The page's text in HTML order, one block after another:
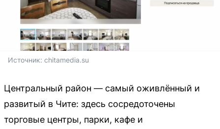
Источник: chitamedia.su
Центральный район — самый оживлённый и
развитый в Чите: здесь сосредоточены
торговые центры, парки, кафе и